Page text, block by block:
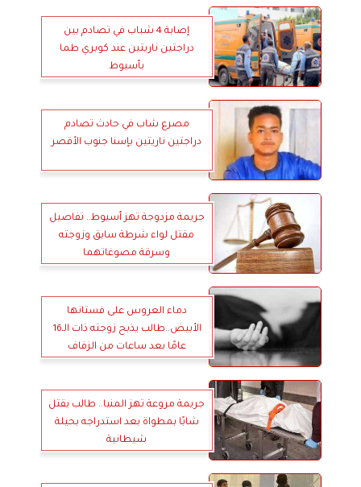
إصابة 4 شباب في تصادم بين
دراجتين ناريتين عند كوبري طما
بأسيوط
مصرع شاب في حادث تصادم
دراجتين ناريتين بإسنا جنوب الأقصر
جريمة مزدوجة تهز أسيوط.. تفاصيل
مقتل لواء شرطة سابق وزوجته
وسرقة مصوغاتهما
دماء العروس على فستانها
الأبيض..طالب يذبح زوجته ذات الـ16
عامًا بعد ساعات من الزفاف
جريمة مروعة تهز المنيا.. طالب يقتل
شابًا بمطواة بعد استدراجه بحيلة
شيطانية